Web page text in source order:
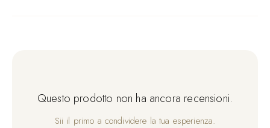
Questo prodotto non ha ancora recensioni.
Sii il primo a condividere la tua esperienza.